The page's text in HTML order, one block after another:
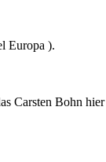
Europa ).
Carsten Bohn